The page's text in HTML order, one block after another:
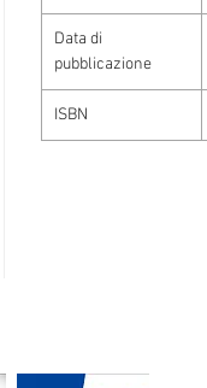
Data di
pubblicazione
ISBN